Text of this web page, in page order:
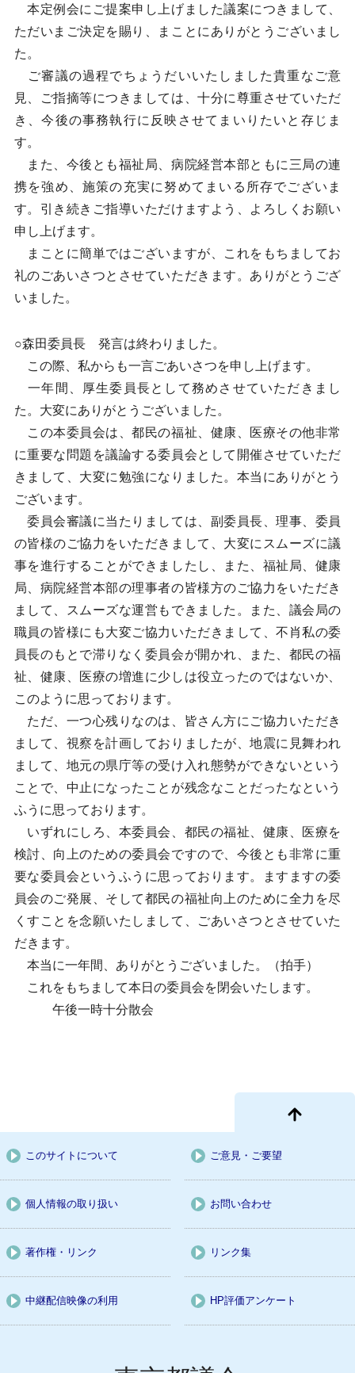
本定例会にご提案申し上げました議案につきまして、
ただいまご決定を賜り、まことにありがとうございまし
た。
ご審議の過程でちょうだいいたしました貴重なご意
見、ご指摘等につきましては、十分に尊重させていただ
き、今後の事務執行に反映させてまいりたいと存じま
す。
また、今後とも福祉局、病院経営本部ともに三局の連
携を強め、施策の充実に努めてまいる所存でございま
す。引き続きご指導いただけますよう、よろしくお願い
申し上げます。
まことに簡単ではございますが、これをもちましてお
礼のごあいさつとさせていただきます。ありがとうござ
いました。
○森田委員長 発言は終わりました。
この際、私からも一言ごあいさつを申し上げます。
一年間、厚生委員長として務めさせていただきまし
た。大変にありがとうございました。
この本委員会は、都民の福祉、健康、医療その他非常
に重要な問題を議論する委員会として開催させていただ
きまして、大変に勉強になりました。本当にありがとう
ございます。
委員会審議に当たりましては、副委員長、理事、委員
の皆様のご協力をいただきまして、大変にスムーズに議
事を進行することができましたし、また、福祉局、健康
局、病院経営本部の理事者の皆様方のご協力をいただき
まして、スムーズな運営もできました。また、議会局の
職員の皆様にも大変ご協力いただきまして、不肖私の委
員長のもとで滞りなく委員会が開かれ、また、都民の福
祉、健康、医療の増進に少しは役立ったのではないか、
このように思っております。
ただ、一つ心残りなのは、皆さん方にご協力いただき
まして、視察を計画しておりましたが、地震に見舞われ
まして、地元の県庁等の受け入れ態勢ができないという
ことで、中止になったことが残念なことだったなという
ふうに思っております。
いずれにしろ、本委員会、都民の福祉、健康、医療を
検討、向上のための委員会ですので、今後とも非常に重
要な委員会というふうに思っております。ますますの委
員会のご発展、そして都民の福祉向上のために全力を尽
くすことを念願いたしまして、ごあいさつとさせていた
だきます。
本当に一年間、ありがとうございました。（拍手）
これをもちまして本日の委員会を閉会いたします。
午後一時十分散会
このサイトについて ご意見・ご要望
個人情報の取り扱い お問い合わせ
著作権・リンク リンク集
中継配信映像の利用 HP評価アンケート